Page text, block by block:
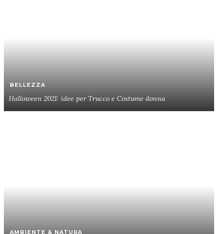
BELLEZZA
Halloween 2021: idee per Trucco e Costume donna
AMBIENTE & NATURA